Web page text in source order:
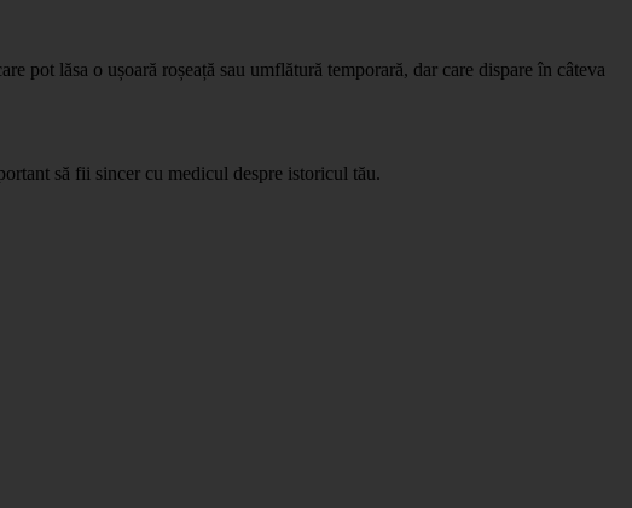
pot lăsa o ușoară roșeață sau umflătură temporară, dar care dispare în câteva
să fii sincer cu medicul despre istoricul tău.